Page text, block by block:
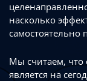
насколько
самостоятельно
Мы считаем, что
является на